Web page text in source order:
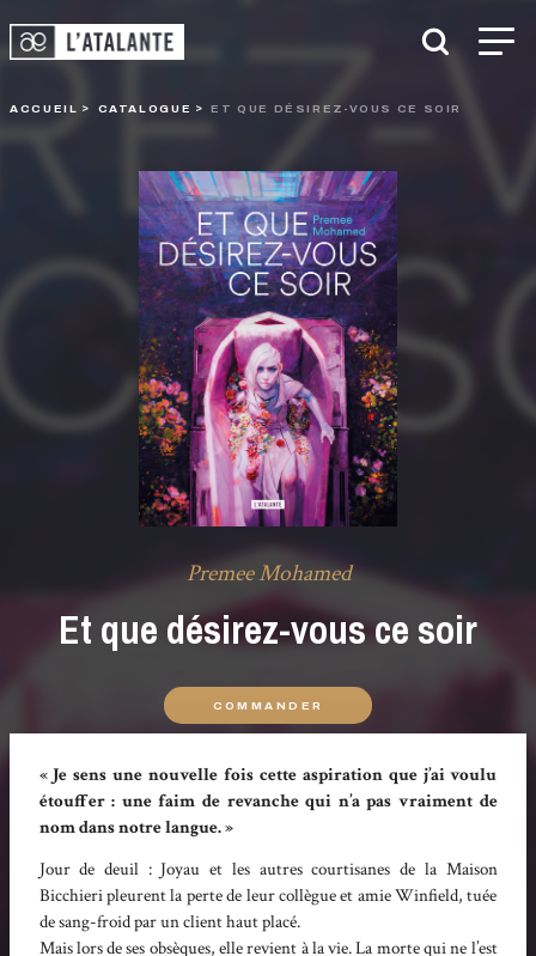
ACCUEIL CATALOGUE ET QUE DÉSIREZ-VOUS CE SOIR
Premee Mohamed
Et que désirez-vous ce soir
COMMANDER
« Je sens une nouvelle fois cette aspiration que j’ai voulu
étouffer : une faim de revanche qui n’a pas vraiment de
nom dans notre langue. »
Jour de deuil : Joyau et les autres courtisanes de la Maison
Bicchieri pleurent la perte de leur collègue et amie Winfield, tuée
de sang-froid par un client haut placé.
Mais lors de ses obsèques, elle revient à la vie. La morte qui ne l’est